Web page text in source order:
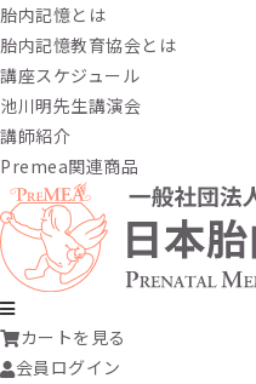
胎内記憶とは
胎内記憶教育協会とは
講座スケジュール
池川明先生講演会
講師紹介
Premea関連商品
カートを見る
会員ログイン